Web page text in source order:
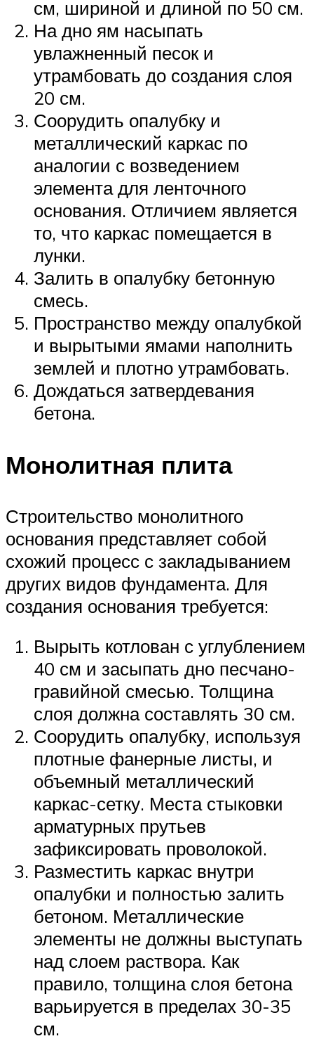
см, шириной и длиной по 50 см.
На дно ям насыпать
увлажненный песок и
утрамбовать до создания слоя
20 см.
Соорудить опалубку и
металлический каркас по
аналогии с возведением
элемента для ленточного
основания. Отличием является
то, что каркас помещается в
лунки.
Залить в опалубку бетонную
смесь.
Пространство между опалубкой
и вырытыми ямами наполнить
землей и плотно утрамбовать.
Дождаться затвердевания
бетона.
Монолитная плита
Строительство монолитного
основания представляет собой
схожий процесс с закладыванием
других видов фундамента. Для
создания основания требуется:
Вырыть котлован с углублением
40 см и засыпать дно песчано-
гравийной смесью. Толщина
слоя должна составлять 30 см.
Соорудить опалубку, используя
плотные фанерные листы, и
объемный металлический
каркас-сетку. Места стыковки
арматурных прутьев
зафиксировать проволокой.
Разместить каркас внутри
опалубки и полностью залить
бетоном. Металлические
элементы не должны выступать
над слоем раствора. Как
правило, толщина слоя бетона
варьируется в пределах 30-35
см.